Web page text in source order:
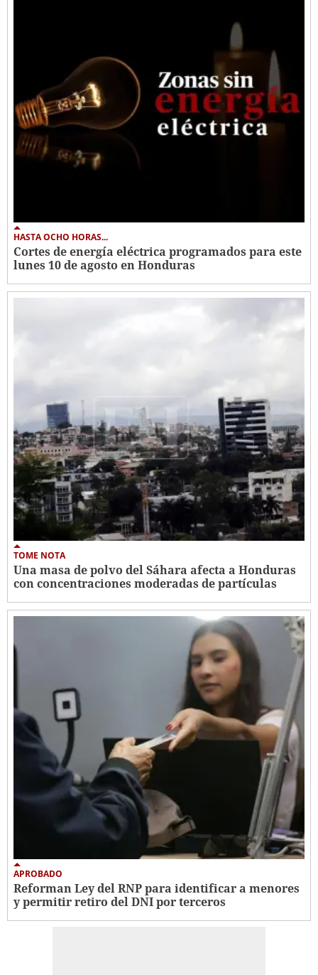
HASTA OCHO HORAS...
Cortes de energía eléctrica programados para este
lunes 10 de agosto en Honduras
TOME NOTA
Una masa de polvo del Sáhara afecta a Honduras
con concentraciones moderadas de partículas
APROBADO
Reforman Ley del RNP para identificar a menores
y permitir retiro del DNI por terceros